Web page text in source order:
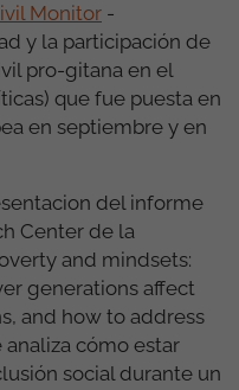
Monitor -
y la participación de
pro-gitana en el
que fue puesta en
en septiembre y en
del informe
Center de la
and mindsets:
generations affect
and how to address
analiza cómo estar
social durante un